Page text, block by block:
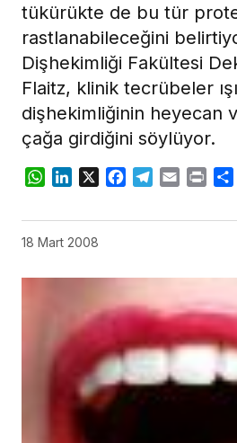
tükürükte de bu tür
rastlanabileceğini
Dişhekimliği Fakültesi
Flaitz, klinik tecrübeler
dişhekimliğinin heyecan
çağa girdiğini söylüyor.
WhatsApp
LinkedIn
X Facebook
Telegram
Email Print
18 Mart 2008